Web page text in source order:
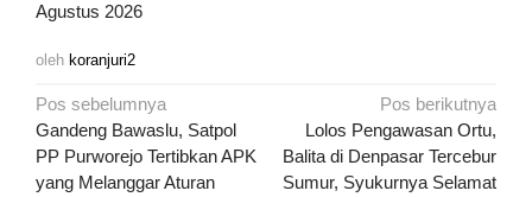
Agustus 2026
oleh koranjuri2
Navigasi
pos
Pos sebelumnya
Gandeng Bawaslu, Satpol
PP Purworejo Tertibkan APK
yang Melanggar Aturan
Pos berikutnya
Lolos Pengawasan Ortu,
Balita di Denpasar Tercebur
Sumur, Syukurnya Selamat